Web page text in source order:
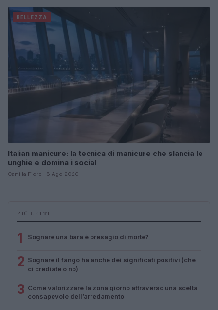
BELLEZZA
Italian manicure: la tecnica di manicure che slancia le
unghie e domina i social
Camilla Fiore · 8 Ago 2026
PIÙ LETTI
1 Sognare una bara è presagio di morte?
2 Sognare il fango ha anche dei significati positivi (che
ci crediate o no)
3 Come valorizzare la zona giorno attraverso una scelta
consapevole dell’arredamento